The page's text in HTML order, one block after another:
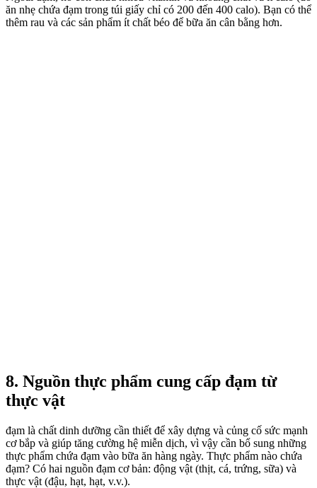
ăn nhẹ chứa đạm trong túi giấy chỉ có 200 đến 400 calo). Bạn có thể
thêm rau và các sản phẩm ít chất béo để bữa ăn cân bằng hơn.
8. Nguồn thực phẩm cung cấp đạm từ
thực vật
đạm là chất dinh dưỡng cần thiết để xây dựng và củng cố sức mạnh
cơ bắp và giúp tăng cường hệ miễn dịch, vì vậy cần bổ sung những
thực phẩm chứa đạm vào bữa ăn hàng ngày. Thực phẩm nào chứa
đạm? Có hai nguồn đạm cơ bản: động vật (thịt, cá, trứng, sữa) và
thực vật (đậu, hạt, hạt, v.v.).